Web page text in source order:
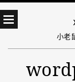
小老